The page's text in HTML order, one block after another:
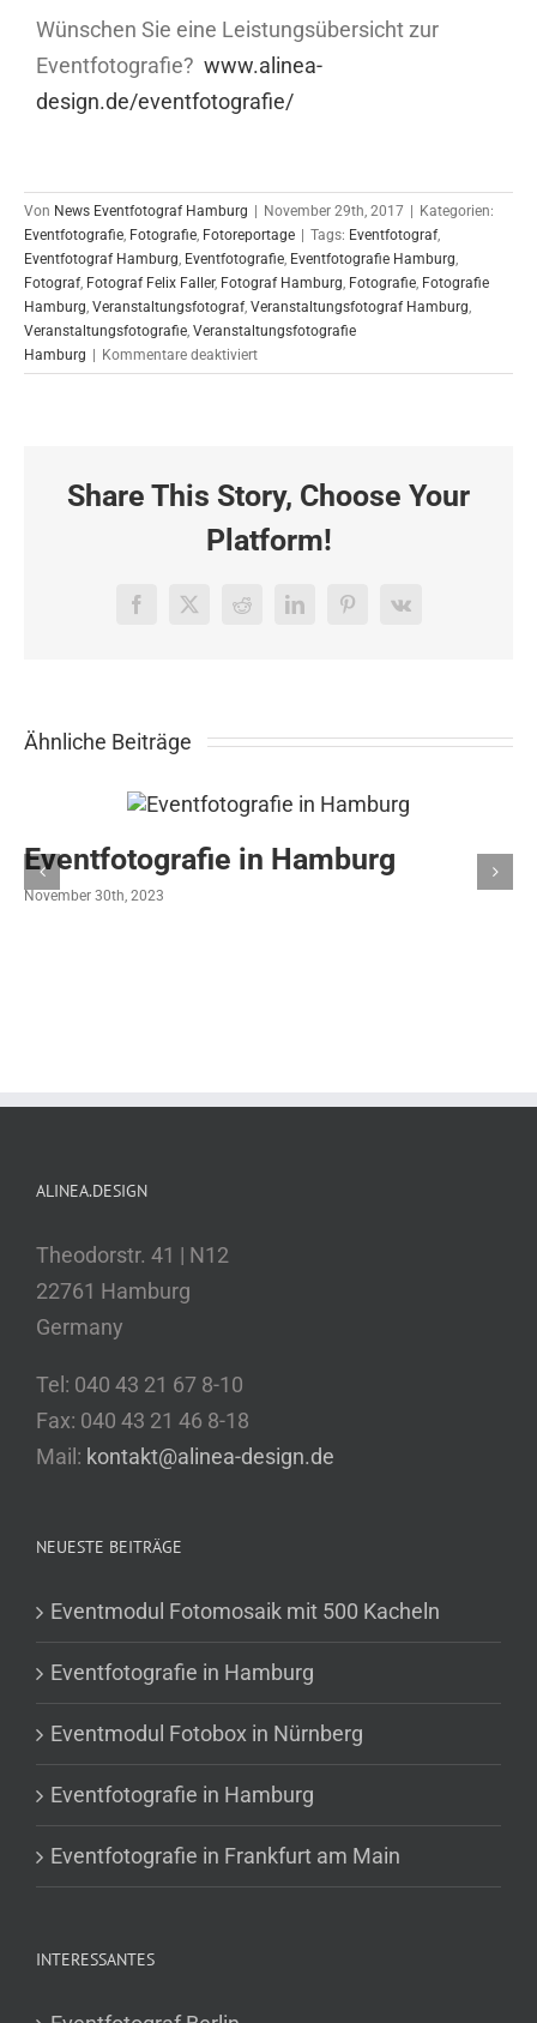
Wünschen Sie eine Leistungsübersicht zur
Eventfotografie? www.alinea-
design.de/eventfotografie/
Von News Eventfotograf Hamburg | November 29th, 2017 | Kategorien:
Eventfotografie Fotografie Fotoreportage | Tags: Eventfotograf,
Eventfotograf Hamburg Eventfotografie Eventfotografie Hamburg
Fotograf, Fotograf Felix Faller, Fotograf Hamburg Fotografie Fotografie
Hamburg Veranstaltungsfotograf, Veranstaltungsfotograf Hamburg
Veranstaltungsfotografie Veranstaltungsfotografie
Hamburg | Kommentare deaktiviertfür
Event-
Ettlingen
Share This Story, Choose Your
Platform!
Facebook
X RedditLinkedInPinterest
Vk
Ähnliche Beiträge
Eventfotografie in Hamburg
November 30th, 2023
ALINEA.DESIGN
Theodorstr. 41 | N12
22761 Hamburg
Germany
Tel: 040 43 21 67 8-10
Fax: 040 43 21 46 8-18
Mail: kontakt@alinea-design.de
NEUESTE BEITRÄGE
Eventmodul Fotomosaik mit 500 Kacheln
Eventfotografie in Hamburg
Eventmodul Fotobox in Nürnberg
Eventfotografie in Hamburg
Eventfotografie in Frankfurt am Main
INTERESSANTES